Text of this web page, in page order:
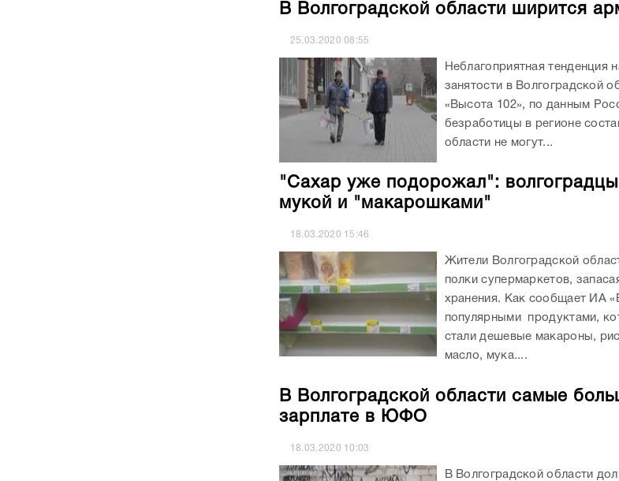
В Волгоградской области ширится
25.03.202008:55
Неблагоприятная тенденция
занятости в Волгоградской
«Высота 102», по данным
безработицы в регионе
области не могут...
"Сахар уже подорожал":
мукой и "макарошками"
18.03.2020 15:46
Жители Волгоградской
полки супермаркетов,
хранения. Как сообщает ИА
популярными продуктами,
стали дешевые макароны,
масло, мука....
В Волгоградской области самые
зарплате в ЮФО
18.03.2020 10:03
В Волгоградской области